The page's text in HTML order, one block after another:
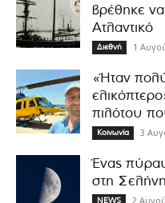
βρέθηκε
Ατλαντικό
Διεθνή 1
«Ήταν
πιλότου
Κοινωνία 3
Ένας
στη Σελήνη
NEWS 2